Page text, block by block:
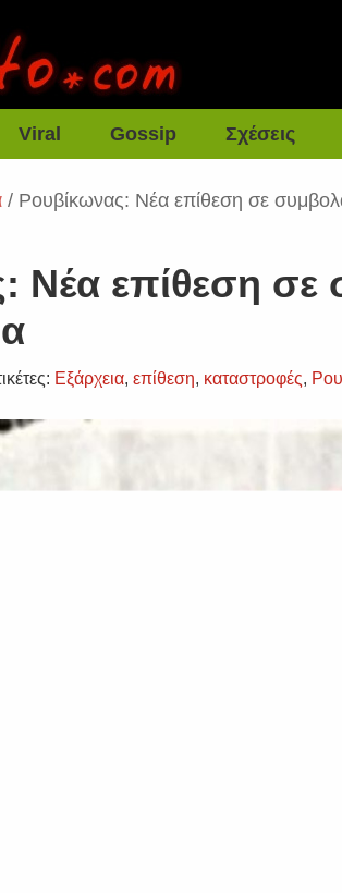
Viral Gossip Σχέσεις
/ Ρουβίκωνας: Νέα επίθεση σε
Νέα επίθεση σε
Εξάρχεια,επίθεση, καταστροφές,